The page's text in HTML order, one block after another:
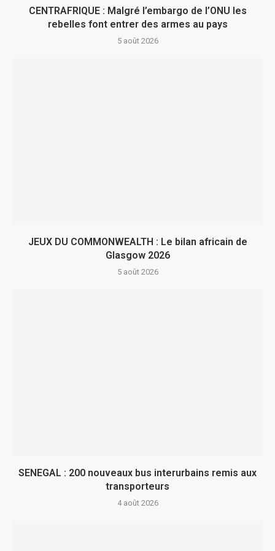
CENTRAFRIQUE : Malgré l’embargo de l’ONU les
rebelles font entrer des armes au pays
5 août 2026
JEUX DU COMMONWEALTH : Le bilan africain de
Glasgow 2026
5 août 2026
SENEGAL : 200 nouveaux bus interurbains remis aux
transporteurs
4 août 2026